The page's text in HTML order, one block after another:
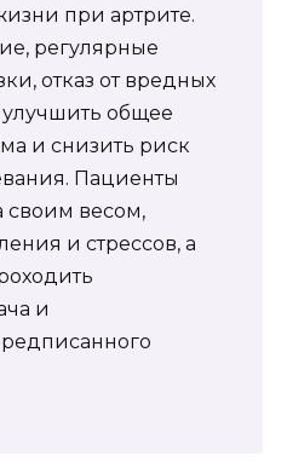
при артрите.
регулярные
отказ от вредных
общее
и снизить риск
Пациенты
своим весом,
и стрессов, а
и